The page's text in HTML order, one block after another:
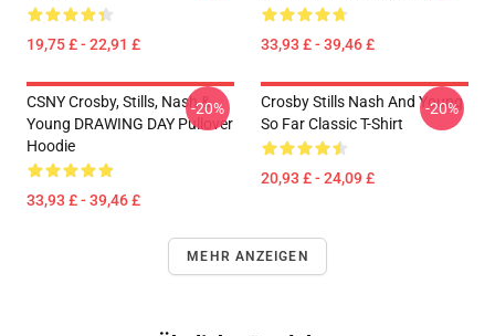
19,75 £ - 22,91 £ 33,93 £ - 39,46 £
CSNY Crosby, Stills, Nash &
Young DRAWING DAY Pullover
Hoodie
33,93 £ - 39,46 £
-20%
Crosby Stills Nash And Young
So Far Classic T-Shirt
20,93 £ - 24,09 £
-20%
MEHR ANZEIGEN